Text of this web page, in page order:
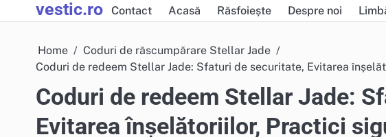
to
vestic.ro Contact Acasă Răsfoiește Despre noi
Home
Coduri de răscumpărare Stellar Jade
Coduri de redeem Stellar Jade: Sfaturi de securitate, Evitarea
Coduri de redeem Stellar Jade:
Evitarea înșelătoriilor, Practici